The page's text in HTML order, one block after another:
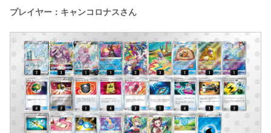
プレイヤー：キャンコロナスさん